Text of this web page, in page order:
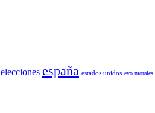
elecciones españa estados unidos evo morales